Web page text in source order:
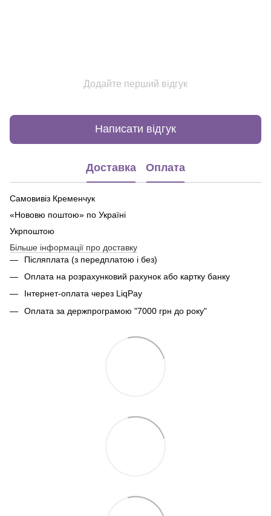
Додайте перший відгук
Написати відгук
Доставка Оплата
Самовивіз Кременчук
«Нововю поштою» по Україні
Укрпоштою
Більше інформації про доставку
Післяплата (з передплатою і без)
Оплата на розрахунковий рахунок або картку банку
Інтернет-оплата через LiqPay
Оплата за держпрограмою "7000 грн до року"